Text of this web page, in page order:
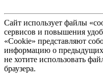
Сайт использует файлы
сервисов и повышения
«Cookie» представляют
информацию о предыдущих
не хотите использовать
браузера.